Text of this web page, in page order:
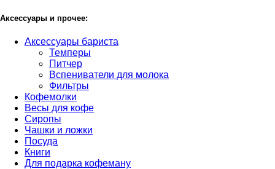
Аксессуары и прочее:
Аксессуары бариста
Темперы
Питчер
Вспениватели для молока
Фильтры
Кофемолки
Весы для кофе
Сиропы
Чашки и ложки
Посуда
Книги
Для подарка кофеману